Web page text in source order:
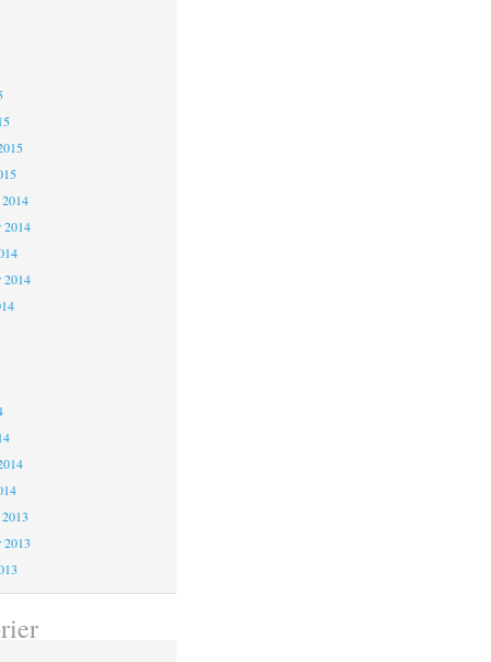
2014
2014
2013